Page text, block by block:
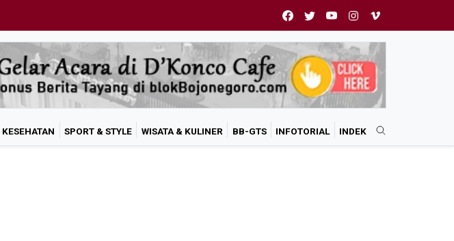
SPORT & STYLE WISATA & KULINER BB-GTS INFOTORIAL INDEK